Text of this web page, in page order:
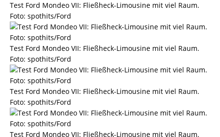
Test Ford Mondeo VII: Fließheck-Limousine mit viel Raum.
Foto: spothits/Ford
Test Ford Mondeo VII: Fließheck-Limousine mit viel Raum.
Foto: spothits/Ford
Test Ford Mondeo VII: Fließheck-Limousine mit viel Raum.
Foto: spothits/Ford
Test Ford Mondeo VII: Fließheck-Limousine mit viel Raum.